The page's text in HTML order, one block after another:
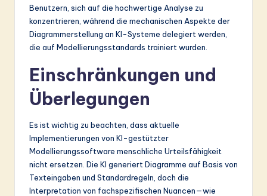
Benutzern, sich auf die hochwertige Analyse zu
konzentrieren, während die mechanischen Aspekte der
Diagrammerstellung an KI-Systeme delegiert werden,
die auf Modellierungsstandards trainiert wurden.
Einschränkungen und
Überlegungen
Es ist wichtig zu beachten, dass aktuelle
Implementierungen von KI-gestützter
Modellierungssoftware menschliche Urteilsfähigkeit
nicht ersetzen. Die KI generiert Diagramme auf Basis von
Texteingaben und Standardregeln, doch die
Interpretation von fachspezifischen Nuancen—wie